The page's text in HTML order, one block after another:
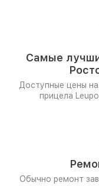
Самые
Доступные цены
прицела
Обычно ремонт